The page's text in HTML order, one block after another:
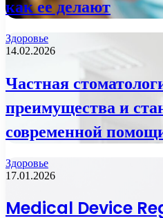
как ее делают
Здоровье
14.02.2026
Частная
преимущества и
современной
Здоровье
17.01.2026
Medical Device